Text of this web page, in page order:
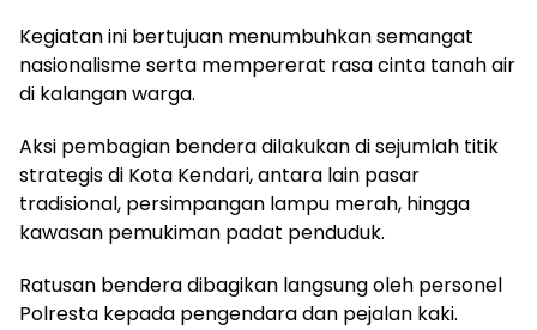
Kegiatan ini bertujuan menumbuhkan semangat
nasionalisme serta mempererat rasa cinta tanah air
di kalangan warga.
Aksi pembagian bendera dilakukan di sejumlah titik
strategis di Kota Kendari, antara lain pasar
tradisional, persimpangan lampu merah, hingga
kawasan pemukiman padat penduduk.
Ratusan bendera dibagikan langsung oleh personel
Polresta kepada pengendara dan pejalan kaki.